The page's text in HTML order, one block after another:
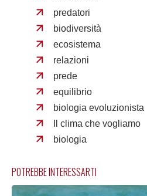
predatori
biodiversità
ecosistema
relazioni
prede
equilibrio
biologia evoluzionista
Il clima che vogliamo
biologia
POTREBBE INTERESSARTI